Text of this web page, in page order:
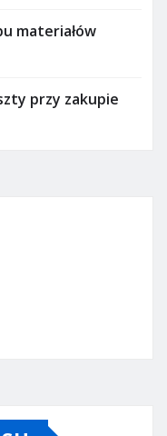
materiałów
przy zakupie